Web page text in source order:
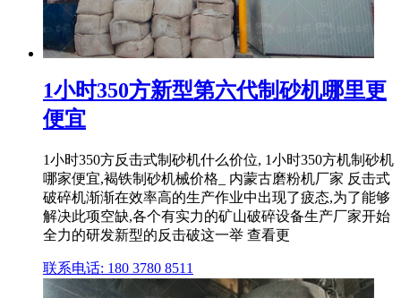
1小时350方新型第六代制砂机哪里更
便宜
1小时350方反击式制砂机什么价位, 1小时350方机制砂机
哪家便宜,褐铁制砂机械价格_ 内蒙古磨粉机厂家 反击式
破碎机渐渐在效率高的生产作业中出现了疲态,为了能够
解决此项空缺,各个有实力的矿山破碎设备生产厂家开始
全力的研发新型的反击破这一举 查看更
联系电话: 180 3780 8511